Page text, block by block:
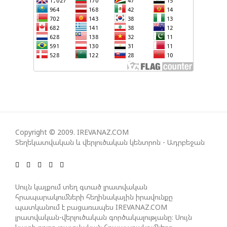
ՀԱՅԱՑՔ ՀԱՅԱՍՏԱՆԻՑ. ՈՐՔԱ՞Ն ԲԱՐՁՐ ԵՆ TRIPP-Ի
ԿՅԱՆՔԻ ԿՈՉՄԱՆ ՇԱՆՍԵՐՆ ԱՅՍ ՊԱՀԻՆ
ՀԱՊԿ-Ի ՄԱՍՆԱԿՑՈՒԹՅՈՒՆԸ ՂԱՐԱԲԱՂՅԱՆ
ԳՈՐԾՈՒՆԵՈՒԹՅՈՒՆ ԱԴՐԲԵՋԱՆՈՒՄ ԱՆՕՐԻՆԱԿԱՆ
Է ՃԱՆԱՉՎԵԼ
ՆԱԽԱԳԱՀ ԻԼՀԱՄ ԱԼԻԵՎԸ ՇՆՈՐՀԱՎՈՐԵԼ Է ԻՐ
ՄԱԼԴԻՎՑԻ ԳՈՐԾԸՆԿԵՐ ՄՈՀԱՄՄԵԴ ՄՈՒԻԶԱՅԻՆ.
«ՄԵՆՔ ԳՈՀ ԵՆՔ ԱԴՐԲԵՋԱՆԻ ԵՎ ՄԱԼԴԻՎՆԵՐԻ
ՄԻՋԵՎ ՀԱՐԱԲԵՐՈՒԹՅՈՒՆՆԵՐԻ ԴԻՆԱՄԻԿ
Copyright © 2009. IREVANAZ.COM
Տեղեկատվական և վերլուծական կենտրոն - Ադրբեջան
Սույն կայքում տեղ գտած լրատվական
հրապարակումների հեղինակային իրավունքը
պատկանում է բացառապես IREVANAZ.COM
լրատվական-վերլուծական գործակալությանը։ Սույն